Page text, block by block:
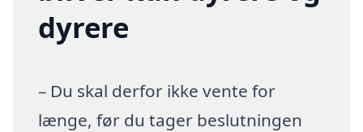
dyrere
– Du skal derfor ikke vente for
længe, før du tager beslutningen